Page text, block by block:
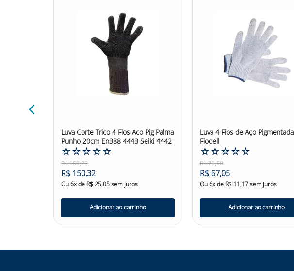
Luva Corte Trico 4 Fios Aco Pig Palma
Punho 20cm En388 4443 Seiki 4442
☆☆☆☆☆
R$158,23
R$ 150,32
Ou6x de R$ 25,05sem juros
Adicionar ao carrinho
Luva 4 Fios de Aço Pigmentada
Fiodell
☆☆☆☆☆
R$70,58
R$ 67,05
Ou6x de R$ 11,17sem juros
Adicionar ao carrinho